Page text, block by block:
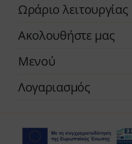
Ωράριο λειτουργίας
Ακολουθήστε μας
Μενού
Λογαριασμός